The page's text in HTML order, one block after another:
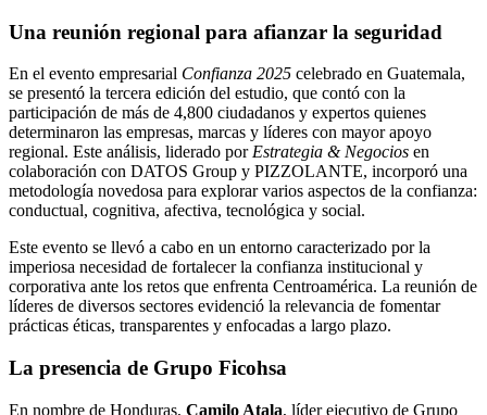
Una reunión regional para afianzar la seguridad
En el evento empresarial Confianza 2025 celebrado en Guatemala,
se presentó la tercera edición del estudio, que contó con la
participación de más de 4,800 ciudadanos y expertos quienes
determinaron las empresas, marcas y líderes con mayor apoyo
regional. Este análisis, liderado por Estrategia & Negocios en
colaboración con DATOS Group y PIZZOLANTE, incorporó una
metodología novedosa para explorar varios aspectos de la confianza:
conductual, cognitiva, afectiva, tecnológica y social.
Este evento se llevó a cabo en un entorno caracterizado por la
imperiosa necesidad de fortalecer la confianza institucional y
corporativa ante los retos que enfrenta Centroamérica. La reunión de
líderes de diversos sectores evidenció la relevancia de fomentar
prácticas éticas, transparentes y enfocadas a largo plazo.
La presencia de Grupo Ficohsa
En nombre de Honduras, Camilo Atala, líder ejecutivo de Grupo